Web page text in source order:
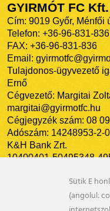
GYIRMÓT FC Kft.
Cím: 9019 Győr, Ménfői
Telefon: +36-96-831-836
FAX: +36-96-831-836
Email:
Tulajdonos-ügyvezető
Ernő
Cégvezető: Margitai
margitai@gyirmotfc.hu
Cégjegyzék szám: 08
Adószám: 14248953-2-
K&H Bank Zrt.
10400401-50495348-
Sütik E
(angolul: